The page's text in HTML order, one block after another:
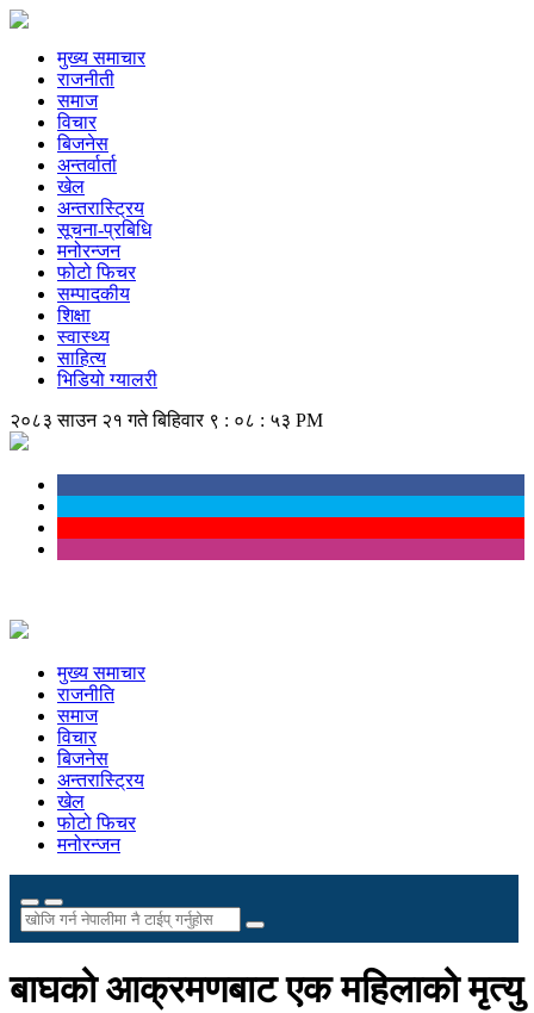
मुख्य समाचार
राजनीती
समाज
विचार
बिजनेस
अन्तर्वार्ता
खेल
अन्तरास्ट्रिय
सूचना-प्रबिधि
मनोरन्जन
फोटो फिचर
सम्पादकीय
शिक्षा
स्वास्थ्य
साहित्य
भिडियो ग्यालरी
२०८३ साउन २१ गते बिहिवार ९ : ०८ : ५३ PM
मुख्य समाचार
राजनीति
समाज
विचार
बिजनेस
अन्तरास्ट्रिय
खेल
फोटो फिचर
मनोरन्जन
बाघको आक्रमणबाट एक महिलाको मृत्यु